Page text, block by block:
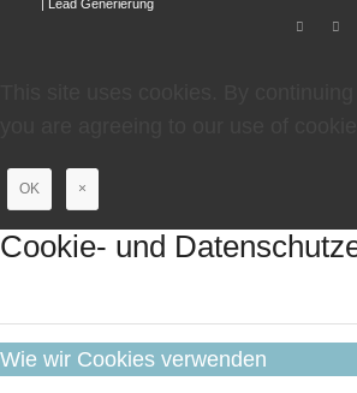
Lead Generierung
OK ×
Cookie- und
Wie wir Cookies verwenden